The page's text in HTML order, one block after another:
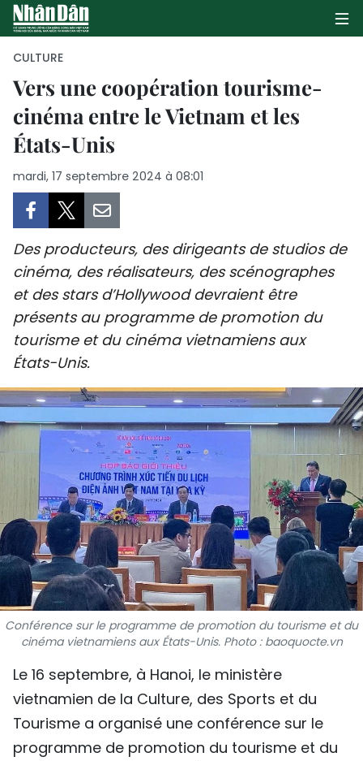
PAGE D'ACCUEIL
CULTURE
TOURISME
ENVIRONNEMENT
SPORT
FRANCOPHONIE
PAYS NATAL
INTERNATIONAL
MÉGASTORIE
INFOGRAPHIE
À PROPOS DU "PEUPLE"
TIẾNG VIỆT
CULTURE
Vers une coopération tourisme-
cinéma entre le Vietnam et les
États-Unis
mardi, 17 septembre 2024 à 08:01
Des producteurs, des dirigeants de studios de
cinéma, des réalisateurs, des scénographes
et des stars d’Hollywood devraient être
présents au programme de promotion du
tourisme et du cinéma vietnamiens aux
États-Unis.
Conférence sur le programme de promotion du tourisme et du
cinéma vietnamiens aux États-Unis. Photo : baoquocte.vn
Le 16 septembre, à Hanoi, le ministère
vietnamien de la Culture, des Sports et du
Tourisme a organisé une conférence sur le
programme de promotion du tourisme et du